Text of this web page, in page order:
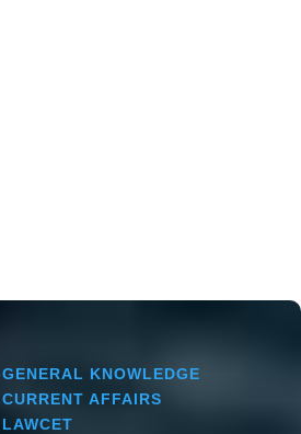
GENERAL KNOWLEDGE
CURRENT AFFAIRS
LAWCET